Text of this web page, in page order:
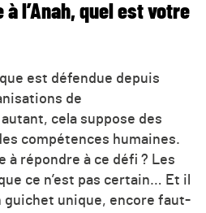
l’Anah, quel est votre
est défendue depuis
de
cela suppose des
compétences humaines.
à répondre à ce défi ? Les
ce n’est pas certain… Et il
guichet unique, encore faut-